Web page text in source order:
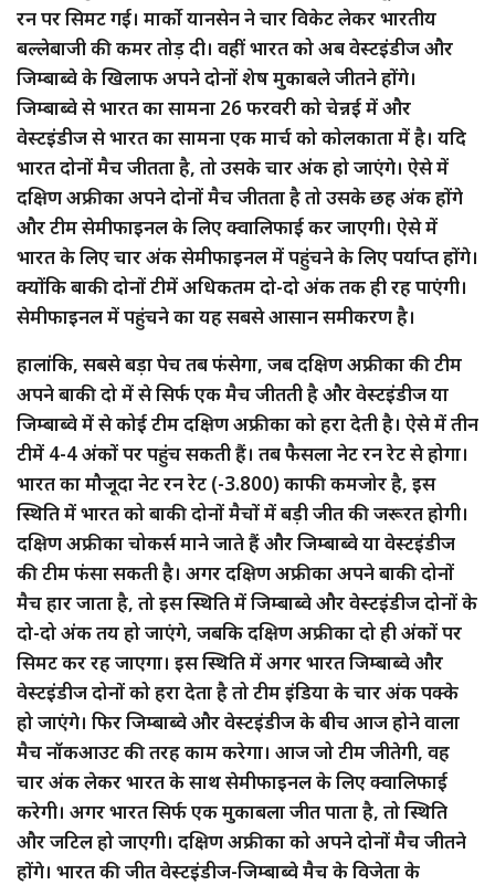
रन पर सिमट गई। मार्को यानसेन ने चार विकेट लेकर भारतीय
बल्लेबाजी की कमर तोड़ दी। वहीं भारत को अब वेस्टइंडीज और
जिम्बाब्वे के खिलाफ अपने दोनों शेष मुकाबले जीतने होंगे।
जिम्बाब्वे से भारत का सामना 26 फरवरी को चेन्नई में और
वेस्टइंडीज से भारत का सामना एक मार्च को कोलकाता में है। यदि
भारत दोनों मैच जीतता है, तो उसके चार अंक हो जाएंगे। ऐसे में
दक्षिण अफ्रीका अपने दोनों मैच जीतता है तो उसके छह अंक होंगे
और टीम सेमीफाइनल के लिए क्वालिफाई कर जाएगी। ऐसे में
भारत के लिए चार अंक सेमीफाइनल में पहुंचने के लिए पर्याप्त होंगे।
क्योंकि बाकी दोनों टीमें अधिकतम दो-दो अंक तक ही रह पाएंगी।
सेमीफाइनल में पहुंचने का यह सबसे आसान समीकरण है।
हालांकि, सबसे बड़ा पेच तब फंसेगा, जब दक्षिण अफ्रीका की टीम
अपने बाकी दो में से सिर्फ एक मैच जीतती है और वेस्टइंडीज या
जिम्बाब्वे में से कोई टीम दक्षिण अफ्रीका को हरा देती है। ऐसे में तीन
टीमें 4-4 अंकों पर पहुंच सकती हैं। तब फैसला नेट रन रेट से होगा।
भारत का मौजूदा नेट रन रेट (-3.800) काफी कमजोर है, इस
स्थिति में भारत को बाकी दोनों मैचों में बड़ी जीत की जरूरत होगी।
दक्षिण अफ्रीका चोकर्स माने जाते हैं और जिम्बाब्वे या वेस्टइंडीज
की टीम फंसा सकती है। अगर दक्षिण अफ्रीका अपने बाकी दोनों
मैच हार जाता है, तो इस स्थिति में जिम्बाब्वे और वेस्टइंडीज दोनों के
दो-दो अंक तय हो जाएंगे, जबकि दक्षिण अफ्रीका दो ही अंकों पर
सिमट कर रह जाएगा। इस स्थिति में अगर भारत जिम्बाब्वे और
वेस्टइंडीज दोनों को हरा देता है तो टीम इंडिया के चार अंक पक्के
हो जाएंगे। फिर जिम्बाब्वे और वेस्टइंडीज के बीच आज होने वाला
मैच नॉकआउट की तरह काम करेगा। आज जो टीम जीतेगी, वह
चार अंक लेकर भारत के साथ सेमीफाइनल के लिए क्वालिफाई
करेगी। अगर भारत सिर्फ एक मुकाबला जीत पाता है, तो स्थिति
और जटिल हो जाएगी। दक्षिण अफ्रीका को अपने दोनों मैच जीतने
होंगे। भारत की जीत वेस्टइंडीज-जिम्बाब्वे मैच के विजेता के